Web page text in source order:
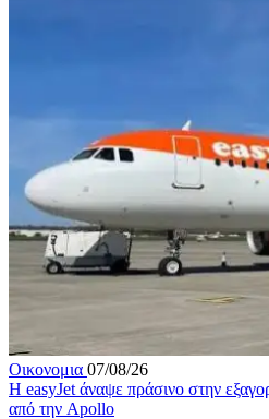
Οικονομια 07/08/26
Η easyJet άναψε πράσινο στην
από την Apollo